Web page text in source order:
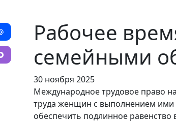
Рабочее
семейными
30 ноября 2025
Международное трудовое право
труда женщин с выполнением ими
обеспечить подлинное равенство